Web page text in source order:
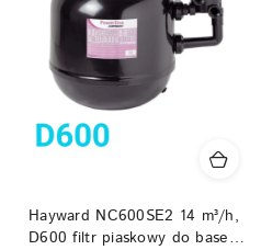
Hayward NC600SE2 14 m³/h,
D600 filtr piaskowy do basenu